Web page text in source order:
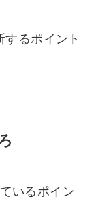
るポイント
いるポイン